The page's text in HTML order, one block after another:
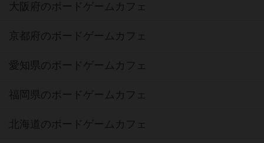
大阪府のボードゲームカフェ
京都府のボードゲームカフェ
愛知県のボードゲームカフェ
福岡県のボードゲームカフェ
北海道のボードゲームカフェ